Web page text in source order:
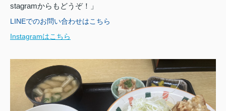
stagramからもどうぞ！」
LINEでのお問い合わせはこちら
Instagramはこちら